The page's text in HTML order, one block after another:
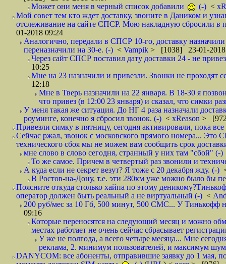
Может они меня в черный список добавили
(-) <
Мой совет тем кто ждет доставку, звоните в Даником и
отслеживание на сайте СПСР. Мою накладную сбросили
01-2018 09:24
Аналогично, передали в СПСР 10-го, доставку
переназначили на 30-е. (-) < Vampik > [1038] 23-01-2018
Через сайт СПСР поставил дату доставки 24 - не
10:25
Мне на 23 назначили и привезли. Звонки не
12:18
Мне в Тверь назначили на 22 января. В 18-30 я
что привез (в 12:00 23 января) и сказал, что симки
У меня такая же ситуация. До НГ 4 раза назначали
роуминге, конечно я сбросил звонок. (-) < xReason >
Привезли симку в пятницу, сегодня активировали, пока
Сейчас ржал, звонок с московского прямого номера... Это
технического сбоя мы не можем вам сообщить срок
мне слово в слово сегодня, странный у них там "сбой" (-)
То же самое. Причем в четвертый раз звонили и
А куда если не секрет везут? Я тоже с 20 декабря жду. (-)
В Ростов-на-Дону, т.е. эти 280км уже можно было бы
Поясните откуда столько хайпа по этому
оператор должен быть реальный а не виртуальный (-) <
200 руб/мес за 10 Гб, 500 минут, 500 СМС... У Тинькофф
09:16
Которые переносятся на следующий месяц и можно
местах работает не очень сейчас сбрасывает
У же не полгода, а всего четыре месяца... Мне
реклама, 2. минимум пользователей, и максимум
DANYCOM: все абоненты, отправившие заявку до 1 мая,